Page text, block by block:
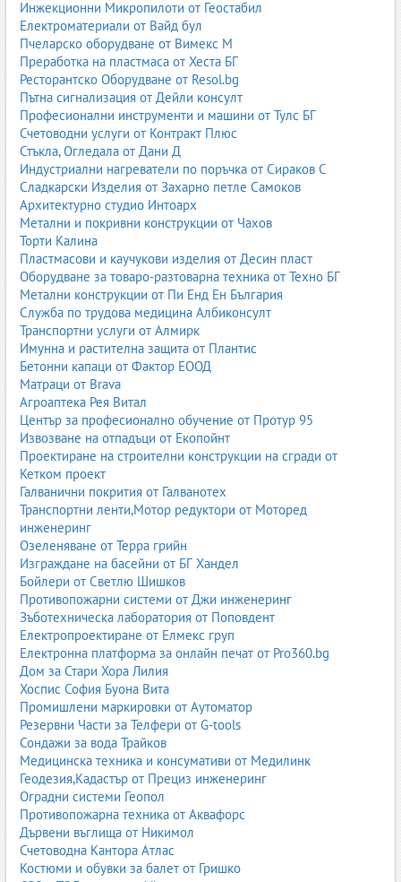
Инжекционни Микропилоти от Геостабил
Електроматериали от Вайд бул
Пчеларско оборудване от Вимекс М
Преработка на пластмаса от Хеста БГ
Ресторантско Оборудване от Resol.bg
Пътна сигнализация от Дейли консулт
Професионални инструменти и машини от Тулс БГ
Счетоводни услуги от Контракт Плюс
Стъкла, Огледала от Дани Д
Индустриални нагреватели по поръчка от Сираков С
Сладкарски Изделия от Захарно петле Самоков
Архитектурно студио Интоарх
Метални и покривни конструкции от Чахов
Торти Калина
Пластмасови и каучукови изделия от Десин пласт
Оборудване за товаро-разтоварна техника от Техно БГ
Метални конструкции от Пи Енд Ен България
Служба по трудова медицина Албиконсулт
Транспортни услуги от Алмирк
Имунна и растителна защита от Плантис
Бетонни капаци от Фактор ЕООД
Матраци от Brava
Агроаптека Рея Витал
Център за професионално обучение от Протур 95
Извозване на отпадъци от Екопойнт
Проектиране на строителни конструкции на сгради от
Кетком проект
Галванични покрития от Галванотех
Транспортни ленти,Мотор редуктори от Моторед
инженеринг
Озеленяване от Терра грийн
Изграждане на басейни от БГ Хандел
Бойлери от Светлю Шишков
Противопожарни системи от Джи инженеринг
Зъботехническа лаборатория от Поповдент
Електропроектиране от Елмекс груп
Електронна платформа за онлайн печат от Pro360.bg
Дом за Стари Хора Лилия
Хоспис София Буона Вита
Промишлени маркировки от Аутоматор
Резервни Части за Телфери от G-tools
Сондажи за вода Трайков
Медицинска техника и консумативи от Медилинк
Геодезия,Кадастър от Прециз инженеринг
Оградни системи Геопол
Противопожарна техника от Аквафорс
Дървени въглища от Никимол
Счетоводна Кантора Атлас
Костюми и обувки за балет от Гришко